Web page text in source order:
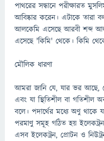
পাথরের সন্ধানে পরীক্ষারত
আবিষ্কার করেন। এটাকে তারা
আলকেমি এসেছে আরবী শব্দ
এসেছে 'কিমি' থেকে। কিমি
মৌলিক ধারণা
আমরা জানি যে, যার ভর আছে,
এবং যা স্থিতিশীল বা গতিশীল
বলে। পদার্থের মধ্যে অণু থাকে
পরমাণু সমূহ গঠিত হয়
এসব ইলেকট্রন, প্রোটন ও